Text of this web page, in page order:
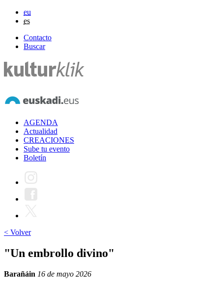
eu
es
Contacto
Buscar
AGENDA
Actualidad
CREACIONES
Sube tu evento
Boletín
< Volver
"Un embrollo divino"
Barañáin 16 de mayo 2026